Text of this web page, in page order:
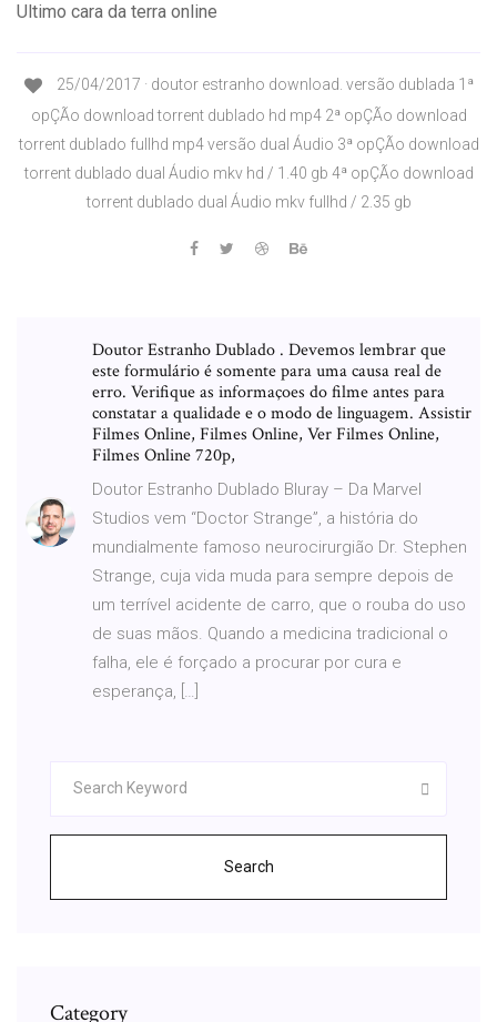
Ultimo cara da terra online
25/04/2017 · doutor estranho download. versão dublada 1ª
opÇÃo download torrent dublado hd mp4 2ª opÇÃo download
torrent dublado fullhd mp4 versão dual Áudio 3ª opÇÃo download
torrent dublado dual Áudio mkv hd / 1.40 gb 4ª opÇÃo download
torrent dublado dual Áudio mkv fullhd / 2.35 gb
Doutor Estranho Dublado . Devemos lembrar que
este formulário é somente para uma causa real de
erro. Verifique as informaçoes do filme antes para
constatar a qualidade e o modo de linguagem. Assistir
Filmes Online, Filmes Online, Ver Filmes Online,
Filmes Online 720p,
Doutor Estranho Dublado Bluray – Da Marvel
Studios vem “Doctor Strange”, a história do
mundialmente famoso neurocirurgião Dr. Stephen
Strange, cuja vida muda para sempre depois de
um terrível acidente de carro, que o rouba do uso
de suas mãos. Quando a medicina tradicional o
falha, ele é forçado a procurar por cura e
esperança, […]
Search
Category